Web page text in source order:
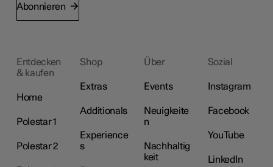
Abonnieren
Entdecken
& kaufen
Home
Polestar 1
Polestar 2
Shop
Extras
Additionals
Experience
s
Über
Events
Neuigkeite
n
Nachhaltig
keit
Sozial
Instagram
Facebook
YouTube
LinkedIn